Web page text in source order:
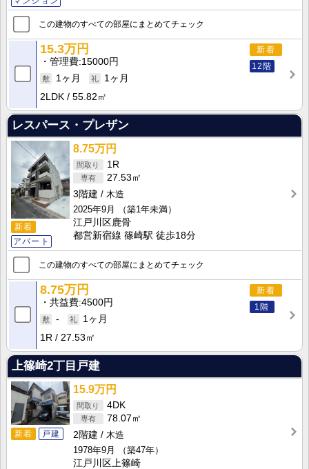
この建物のすべての部屋にまとめてチェック
新着
12階
15.3万円
管理費 15000円
1ヶ月
1ヶ月
2LDK
55.82㎡
レスパース・プレザン
新着
アパート
8.75万円
1R
27.53㎡
3階建
木造
2025年9月
（築1年未満）
江戸川区鹿骨
都営新宿線 篠崎駅 徒歩18分
この建物のすべての部屋にまとめてチェック
新着
1階
8.75万円
共益費 4500円
-
1ヶ月
1R
27.53㎡
上篠崎2丁目戸建
新着 戸建
15.9万円
4DK
78.07㎡
2階建
木造
1978年9月
（築47年）
江戸川区上篠崎